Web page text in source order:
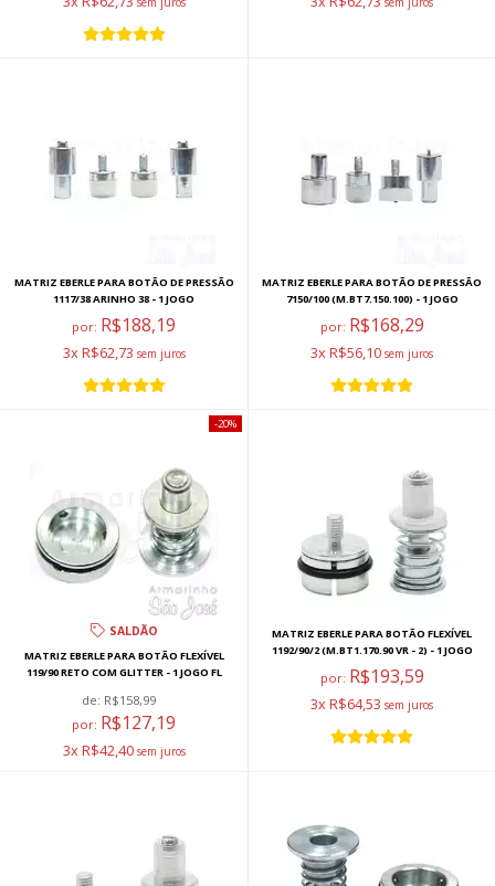
MATRIZ EBERLE PARA BOTÃO DE PRESSÃO
1117/38 ARINHO 38 - 1 JOGO
por: R$188,19
3x R$62,73
MATRIZ EBERLE PARA BOTÃO DE PRESSÃO
7150/100 (M.BT7.150.100) - 1 JOGO
por: R$168,29
3x R$56,10
SALDÃO
MATRIZ EBERLE PARA BOTÃO FLEXÍVEL
119/90 RETO COM GLITTER - 1 JOGO FL
de: R$158,99
por: R$127,19
3x R$42,40
20%
MATRIZ EBERLE PARA BOTÃO FLEXÍVEL
1192/90/2 (M.BT1.170.90 VR - 2) - 1 JOGO
por: R$193,59
3x R$64,53